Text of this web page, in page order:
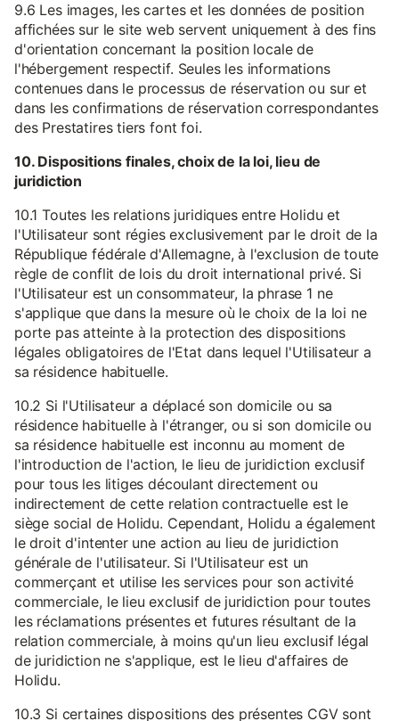
9.6 Les images, les cartes et les données de position
affichées sur le site web servent uniquement à des fins
d'orientation concernant la position locale de
l'hébergement respectif. Seules les informations
contenues dans le processus de réservation ou sur et
dans les confirmations de réservation correspondantes
des Prestatires tiers font foi.
10. Dispositions finales, choix de la loi, lieu de
juridiction
10.1 Toutes les relations juridiques entre Holidu et
l'Utilisateur sont régies exclusivement par le droit de la
République fédérale d'Allemagne, à l'exclusion de toute
règle de conflit de lois du droit international privé. Si
l'Utilisateur est un consommateur, la phrase 1 ne
s'applique que dans la mesure où le choix de la loi ne
porte pas atteinte à la protection des dispositions
légales obligatoires de l'Etat dans lequel l'Utilisateur a
sa résidence habituelle.
10.2 Si l'Utilisateur a déplacé son domicile ou sa
résidence habituelle à l'étranger, ou si son domicile ou
sa résidence habituelle est inconnu au moment de
l'introduction de l'action, le lieu de juridiction exclusif
pour tous les litiges découlant directement ou
indirectement de cette relation contractuelle est le
siège social de Holidu. Cependant, Holidu a également
le droit d'intenter une action au lieu de juridiction
générale de l'utilisateur. Si l'Utilisateur est un
commerçant et utilise les services pour son activité
commerciale, le lieu exclusif de juridiction pour toutes
les réclamations présentes et futures résultant de la
relation commerciale, à moins qu'un lieu exclusif légal
de juridiction ne s'applique, est le lieu d'affaires de
Holidu.
10.3 Si certaines dispositions des présentes CGV sont